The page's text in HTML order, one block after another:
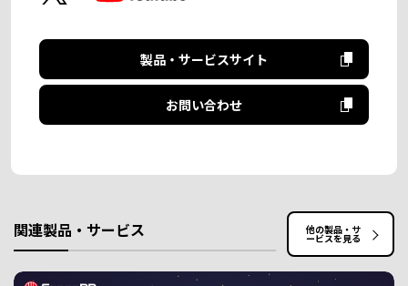
製品・サービスサイト
お問い合わせ
関連製品・サービス 他の製品・サ
ービスを見る